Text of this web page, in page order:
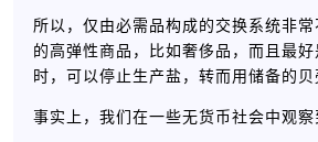
所以，仅由必需品构成的交换系统非
的高弹性商品，比如奢侈品，而且最
时，可以停止生产盐，转而用储备的
事实上，我们在一些无货币社会中观